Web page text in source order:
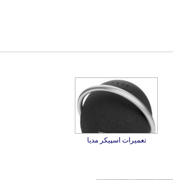
تعمیرات اسپیکر مدیا